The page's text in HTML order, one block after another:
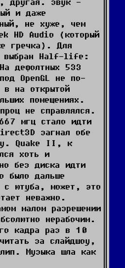
и даже
не хуже, чем
HD Audio (который
гречка). Для
выбран Half-life:
дефолтных 533
OpenGL не по-
в на открытой
помещениях.
не справлялся.
мгц стало идти
загнал обе
Quake II, к
хоть и
без диска идти
было дальше
с ютуба, может, это
неважно.
малом разрешении
нерабочим.
кадра раз в 10
за слайдшоу,
Музыка шла как